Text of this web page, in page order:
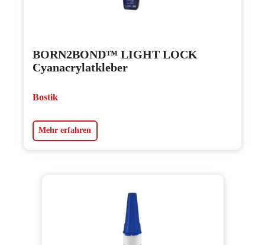
BORN2BOND™ LIGHT LOCK
Cyanacrylatkleber
Bostik
Mehr erfahren